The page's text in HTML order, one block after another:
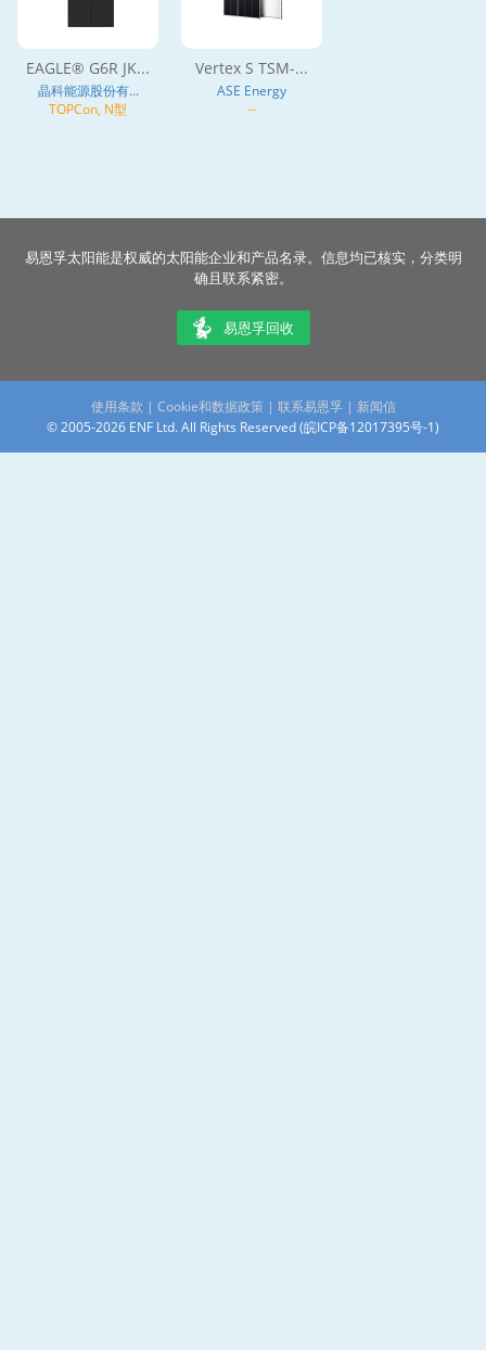
EAGLE® G6R JK...
晶科能源股份有...
TOPCon, N型
Vertex S TSM-...
ASE Energy
--
易恩孚太阳能是权威的太阳能企业和产品名录。信息均已核实，分类明
确且联系紧密。
易恩孚回收
使用条款 | Cookie和数据政策| 联系易恩孚 | 新闻信
© 2005-2026 ENF Ltd. All Rights Reserved (皖ICP备12017395号-1)